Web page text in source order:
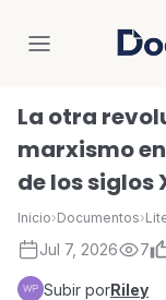
La otra
marxismo
de los siglos
Inicio›Documentos›
Jul 7, 2026 7
Subir porRiley